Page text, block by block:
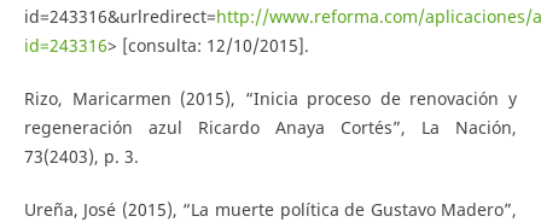
id=243316&urlredirect=http://www.reforma.com/aplicaciones/
id=243316> [consulta: 12/10/2015].
Rizo, Maricarmen (2015), “Inicia proceso de renovación y
regeneración azul Ricardo Anaya Cortés”, La Nación,
73(2403), p. 3.
Ureña, José (2015), “La muerte política de Gustavo Madero”,